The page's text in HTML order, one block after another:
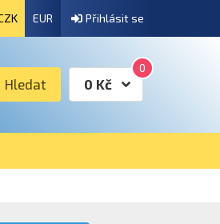
EUR Přihlásit se
Hledat
0
0 Kč